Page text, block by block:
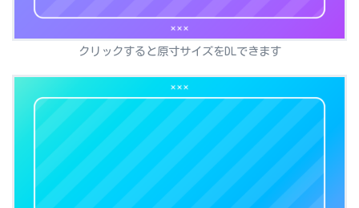
クリックすると原寸サイズをDLできます